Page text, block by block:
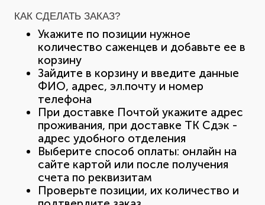
КАК СДЕЛАТЬ ЗАКАЗ?
Укажите по позиции нужное
количество саженцев и добавьте ее в
корзину
Зайдите в корзину и введите данные
ФИО, адрес, эл.почту и номер
телефона
При доставке Почтой укажите адрес
проживания, при доставке ТК Сдэк -
адрес удобного отделения
Выберите способ оплаты: онлайн на
сайте картой или после получения
счета по реквизитам
Проверьте позиции, их количество и